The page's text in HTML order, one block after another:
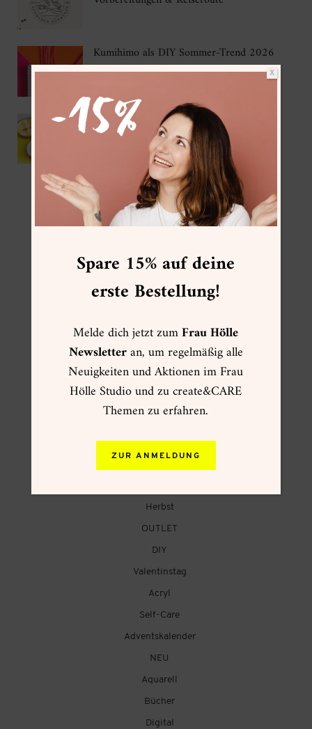
Kumihimo als DIY Sommer-Trend 2026
IKEA Hack – DIY Korkuntersetzer mit
Gießpulver
FRAU HÖLLE ONLINESHOP
☀ Sommer ☀
Creative Summer
Herbst
OUTLET
DIY
Valentinstag
Acryl
Self-Care
Adventskalender
NEU
Aquarell
Bücher
Digital
Spare 15% auf deine
erste Bestellung!
Melde dich jetzt zumFrau Hölle
Newsletteran, um regelmäßig alle
Neuigkeiten und Aktionen im Frau
Hölle Studio und zu create&CARE
Themen zu erfahren.
ZUR ANMELDUNG
X